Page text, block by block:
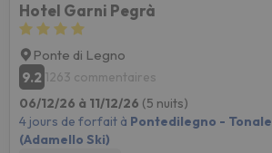
Hotel Garni Pegrà
Ponte di Legno
9.2 1263 commentaires
06/12/26 à 11/12/26 (5 nuits)
4 jours de forfait à Pontedilegno - Tonale
(Adamello Ski)